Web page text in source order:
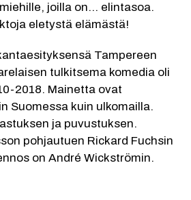
joilla on... elintasoa.
eletystä elämästä!
Tampereen
tulkitsema komedia oli
2018. Mainetta ovat
Suomessa kuin ulkomailla.
ja puvustuksen.
pohjautuen Rickard Fuchsin
on André Wickströmin.